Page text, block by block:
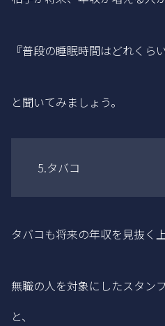
『普段の睡眠時間はどれくら
と聞いてみましょう。
5.タバコ
タバコも将来の年収を見抜く
無職の人を対象にしたスタン
と、